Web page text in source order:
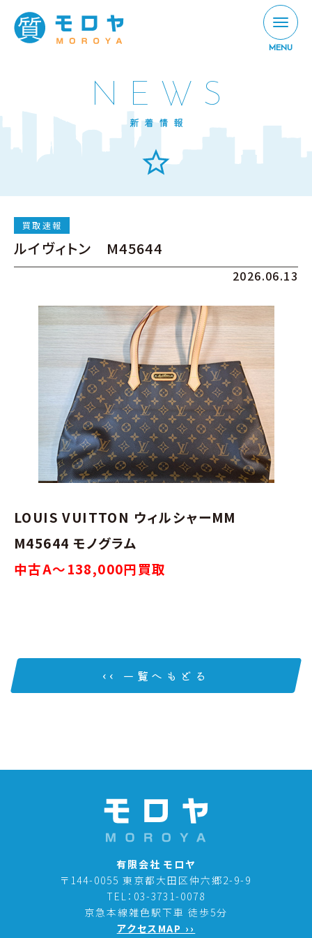
MENU
NEWS
新着情報
買取速報
ルイヴィトン M45644
2026.06.13
LOUIS VUITTON ウィルシャーMM
M45644 モノグラム
中古A～138,000円買取
‹‹ 一覧へもどる
有限会社 モロヤ
〒144-0055 東京都大田区仲六郷2-9-9
TEL：03-3731-0078
京急本線雑色駅下車 徒歩5分
アクセスMAP ››